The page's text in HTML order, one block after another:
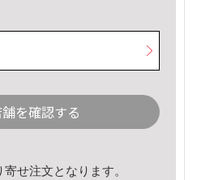
を確認する
せ注文となります。